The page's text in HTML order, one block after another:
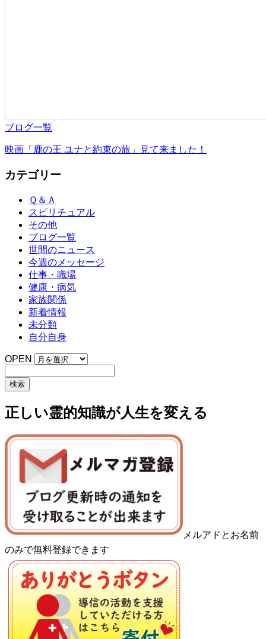
ブログ一覧
映画「鹿の王 ユナと約束の旅」見て来ました！
カテゴリー
Ｑ＆Ａ
スピリチュアル
その他
ブログ一覧
世間のニュース
今週のメッセージ
仕事・職場
健康・病気
家族関係
新着情報
未分類
自分自身
OPEN
正しい霊的知識が人生を変える
メルアドとお名前
のみで無料登録できます